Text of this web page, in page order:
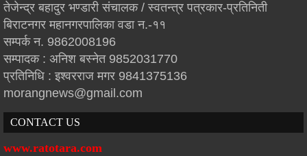
तेजेन्द्र बहादुर भण्डारी संचालक / स्वतन्त्र पत्रकार-प्रतिनिती
बिराटनगर महानगरपालिका वडा न.-११
सम्पर्क न. 9862008196
सम्पादक : अनिश बस्नेत 9852031770
प्रतिनिधि : इश्वरराज मगर 9841375136
morangnews@gmail.com
CONTACT US
www.ratotara.com